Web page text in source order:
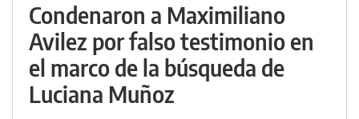
Condenaron a Maximiliano
Avilez por falso testimonio en
el marco de la búsqueda de
Luciana Muñoz